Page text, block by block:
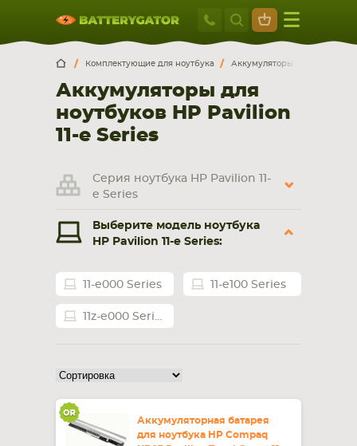
Москва
+7 495 414
Москва Санкт-Петербург
г. Москва, ул. Ткацкая, 5с3 (м. Семеновская)
5 мин. ходьбы от ст.м. “Семеновская”
+7 495 414 28 59
9:00-21:00
смартфона, планшета
Комплектующие для ноутбука Аккумуляторы для ноутбуков
Аккумуляторы для
ноутбуков HP Pavilion
11-e Series
Серия ноутбука HP Pavilion 11-
e Series
Выберите модель ноутбука
HP Pavilion 11-e Series:
11-e000 Series 11-e100 Series
11z-e000 Series
Аккумуляторная батарея
для ноутбука HP Compaq